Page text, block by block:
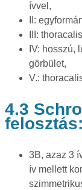
ívvel,
II:
III:
IV: hosszú,
görbület,
V.:
4.3
felosztás:
3B, azaz 3
ív mellett